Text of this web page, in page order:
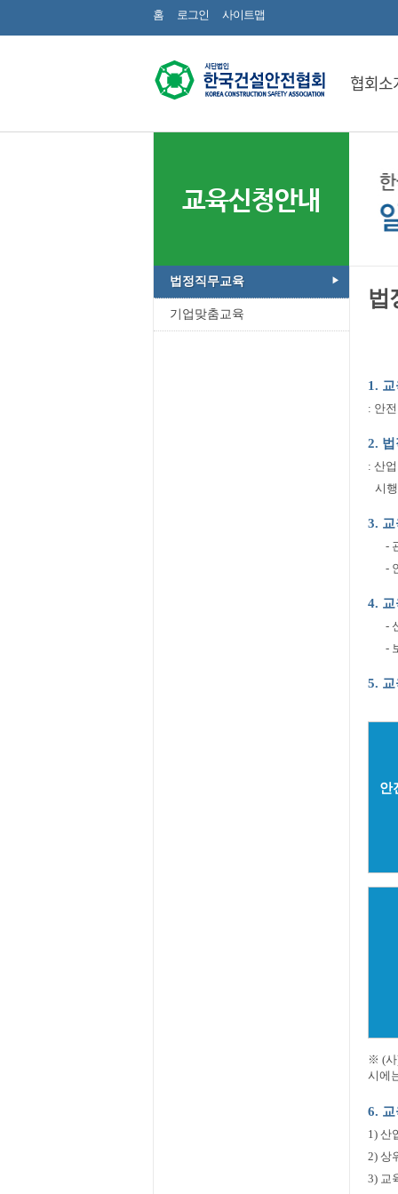
홈 로그인 사이트맵
협회소
교육신청안내
법정직무교육
기업맞춤교육
법
1.
: 안
2.
: 산
시
3.
-
-
4.
-
-
5.
안
※ (사
시에
6.
1) 산
2) 상
3) 교